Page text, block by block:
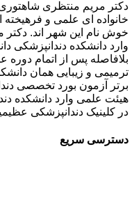
دکتر مریم منتظری
خانواده ای علمی و
وارد دانشکده دندانپزشکی
بلافاصله پس از اتمام
برتر آزمون بورد تخصصی
هیئت علمی وارد دانشکده
در کلینیک دندانپزشکی
دسترسی سریع